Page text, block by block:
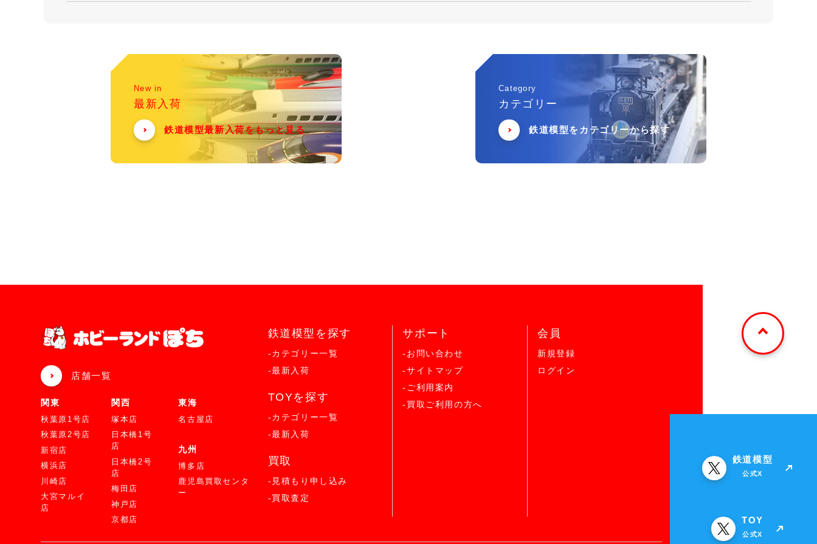
New in
最新入荷
鉄道模型最新入荷をもっと見る
Category
カテゴリー
鉄道模型をカテゴリーから探す
店舗一覧
関東
秋葉原1号店
秋葉原2号店
新宿店
横浜店
川崎店
大宮マルイ
店
関西
塚本店
日本橋1号
店
日本橋2号
店
梅田店
神戸店
京都店
東海
名古屋店
九州
博多店
鹿児島買取センタ
ー
鉄道模型を探す
-カテゴリー一覧
-最新入荷
TOYを探す
-カテゴリー一覧
-最新入荷
買取
-見積もり申し込み
-買取査定
サポート
-お問い合わせ
-サイトマップ
-ご利用案内
-買取ご利用の方へ
会員
新規登録
ログイン
鉄道模型
公式X
TOY
公式X